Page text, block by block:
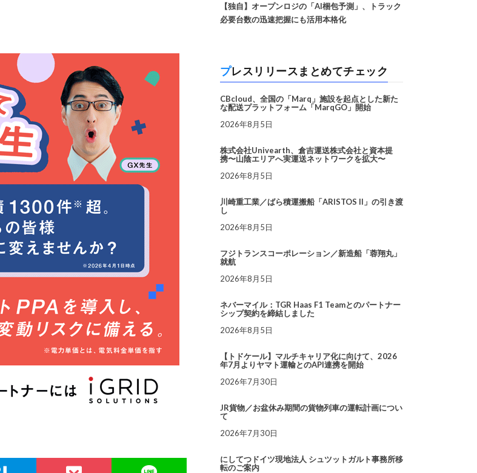
【独自】オープンロジの「AI梱包予測」、トラック
必要台数の迅速把握にも活用本格化
プレスリリースまとめてチェック
CBcloud、全国の「Marq」施設を起点とした新た
な配送プラットフォーム「MarqGO」開始
2026年8月5日
株式会社Univearth、倉吉運送株式会社と資本提
携〜山陰エリアへ実運送ネットワークを拡大〜
2026年8月5日
川崎重工業／ばら積運搬船「ARISTOS II」の引き渡
し
2026年8月5日
フジトランスコーポレーション／新造船「蓉翔丸」
就航
2026年8月5日
ネバーマイル：TGR Haas F1 Teamとのパートナー
シップ契約を締結しました
2026年8月5日
【トドケール】マルチキャリア化に向けて、2026
年7月よりヤマト運輸とのAPI連携を開始
2026年7月30日
JR貨物／お盆休み期間の貨物列車の運転計画につい
て
2026年7月30日
にしてつドイツ現地法人 シュツットガルト事務所移
転のご案内